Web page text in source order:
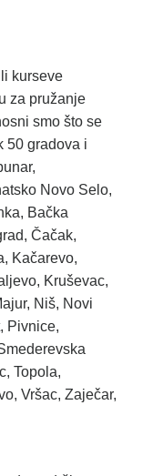
kurseve
za pružanje
smo što se
50 gradova i
Novo Selo,
Bačka
Čačak,
Kačarevo,
Kruševac,
Niš, Novi
Pivnice,
Topola,
Vršac, Zaječar,